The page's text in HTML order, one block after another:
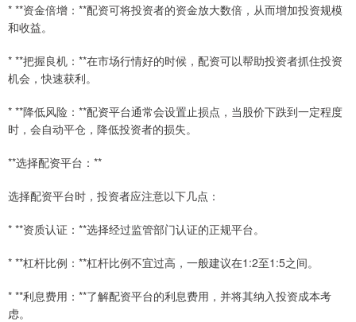
* **资金倍增：**配资可将投资者的资金放大数倍，从而增加投资规模
和收益。
* **把握良机：**在市场行情好的时候，配资可以帮助投资者抓住投资
机会，快速获利。
* **降低风险：**配资平台通常会设置止损点，当股价下跌到一定程度
时，会自动平仓，降低投资者的损失。
**选择配资平台：**
选择配资平台时，投资者应注意以下几点：
* **资质认证：**选择经过监管部门认证的正规平台。
* **杠杆比例：**杠杆比例不宜过高，一般建议在1:2至1:5之间。
* **利息费用：**了解配资平台的利息费用，并将其纳入投资成本考
虑。